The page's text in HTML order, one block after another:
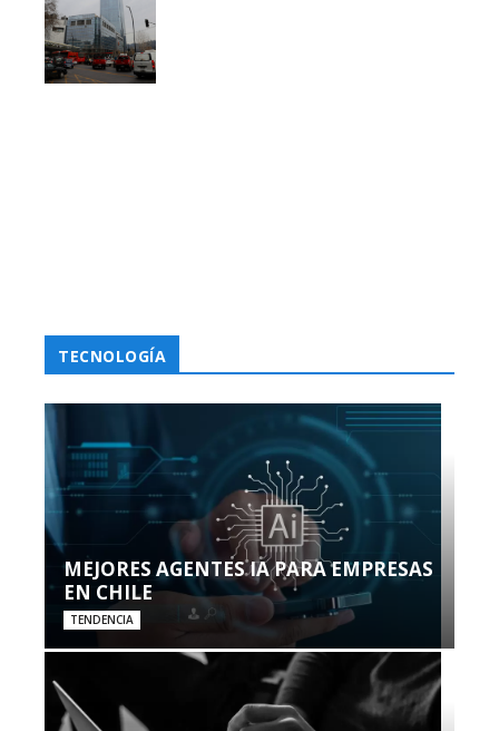
TECNOLOGÍA
MEJORES AGENTES IA PARA EMPRESAS
EN CHILE
TENDENCIA